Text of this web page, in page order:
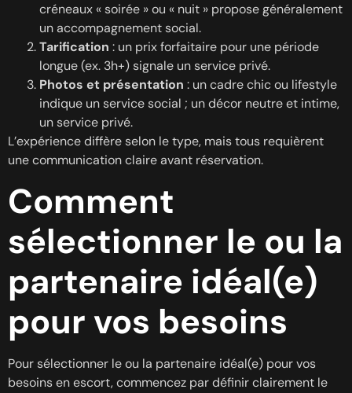
créneaux « soirée » ou « nuit » propose généralement
un accompagnement social.
Tarification : un prix forfaitaire pour une période
longue (ex. 3h+) signale un service privé.
Photos et présentation : un cadre chic ou lifestyle
indique un service social ; un décor neutre et intime,
un service privé.
L’expérience diffère selon le type, mais tous requièrent
une communication claire avant réservation.
Comment
sélectionner le ou la
partenaire idéal(e)
pour vos besoins
Pour sélectionner le ou la partenaire idéal(e) pour vos
besoins en escort, commencez par définir clairement le